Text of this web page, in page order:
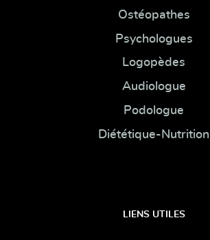
Ostéopathes
Psychologues
Logopèdes
Audiologue
Podologue
Diététique-Nutrition
LIENS UTILES